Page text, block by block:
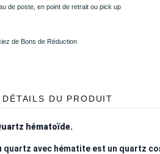
de poste, en point de retrait ou pick up
de Bons de Réduction
DÉTAILS DU PRODUIT
hématoïde.
quartz avec hématite est un quartz